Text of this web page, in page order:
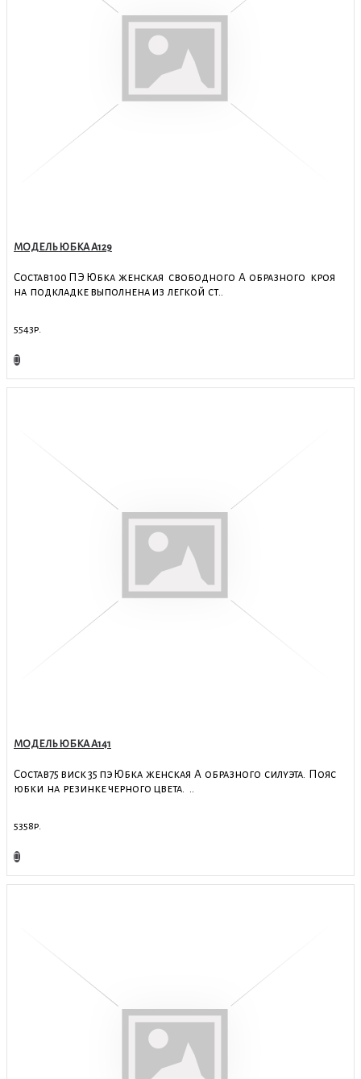
МОДЕЛЬ ЮБКА А129
Состав100 ПЭ Юбка женская свободного А образного кроя
на подкладке выполнена из легкой ст..
5543р.
МОДЕЛЬ ЮБКА А141
Состав75 виск 35 пэ Юбка женская А образного силуэта. Пояс
юбки на резинке черного цвета. ..
5358р.